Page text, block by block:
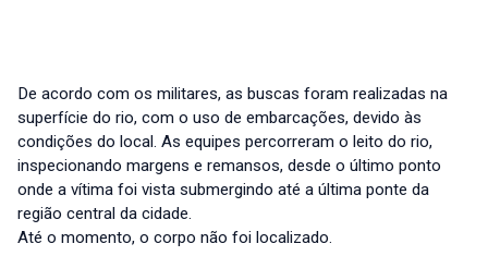
De acordo com os militares, as buscas foram realizadas na
superfície do rio, com o uso de embarcações, devido às
condições do local. As equipes percorreram o leito do rio,
inspecionando margens e remansos, desde o último ponto
onde a vítima foi vista submergindo até a última ponte da
região central da cidade.
Até o momento, o corpo não foi localizado.